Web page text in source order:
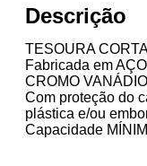
Descrição
TESOURA
Fabricada em
CROMO
Com proteção do
plástica e/ou
Capacidade